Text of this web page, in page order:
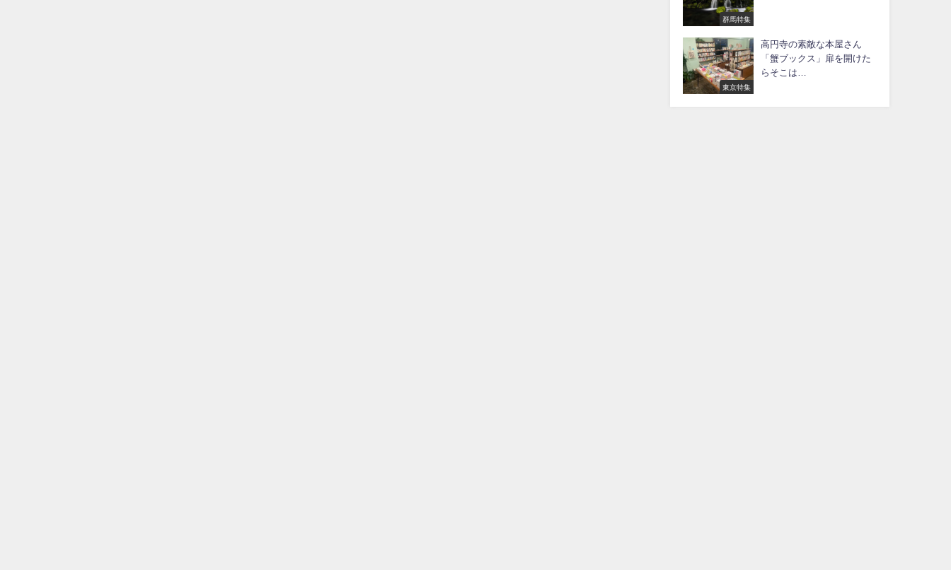
群馬特集
東京特集
高円寺の素敵な本屋さん
「蟹ブックス」扉を開けた
らそこは…